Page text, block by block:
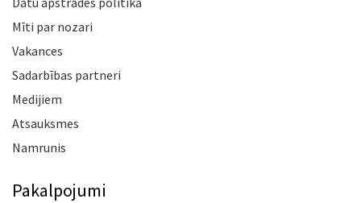
Mīti par nozari
Vakances
Sadarbības partneri
Medijiem
Atsauksmes
Namrunis
Pakalpojumi